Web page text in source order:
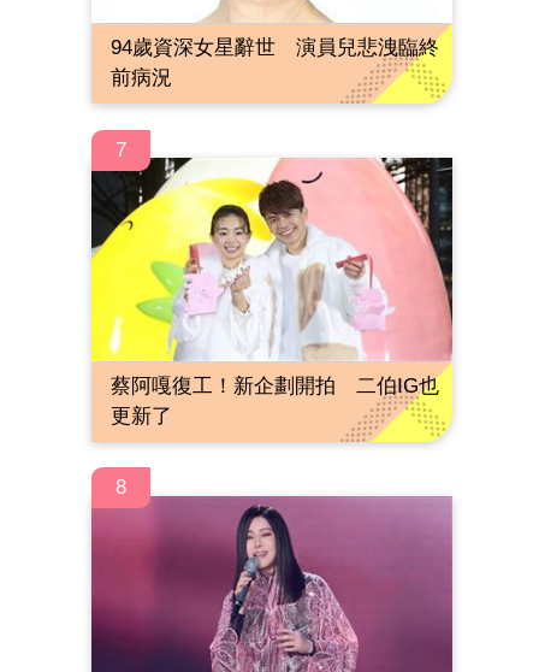
94歲資深女星辭世 演員兒悲洩臨終
前病況
7
蔡阿嘎復工！新企劃開拍 二伯IG也
更新了
8